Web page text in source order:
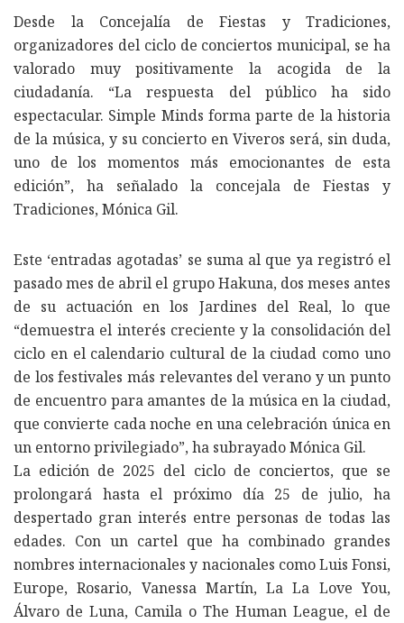
Desde la Concejalía de Fiestas y Tradiciones,
organizadores del ciclo de conciertos municipal, se ha
valorado muy positivamente la acogida de la
ciudadanía. “La respuesta del público ha sido
espectacular. Simple Minds forma parte de la historia
de la música, y su concierto en Viveros será, sin duda,
uno de los momentos más emocionantes de esta
edición”, ha señalado la concejala de Fiestas y
Tradiciones, Mónica Gil.
Este ‘entradas agotadas’ se suma al que ya registró el
pasado mes de abril el grupo Hakuna, dos meses antes
de su actuación en los Jardines del Real, lo que
“demuestra el interés creciente y la consolidación del
ciclo en el calendario cultural de la ciudad como uno
de los festivales más relevantes del verano y un punto
de encuentro para amantes de la música en la ciudad,
que convierte cada noche en una celebración única en
un entorno privilegiado”, ha subrayado Mónica Gil.
La edición de 2025 del ciclo de conciertos, que se
prolongará hasta el próximo día 25 de julio, ha
despertado gran interés entre personas de todas las
edades. Con un cartel que ha combinado grandes
nombres internacionales y nacionales como Luis Fonsi,
Europe, Rosario, Vanessa Martín, La La Love You,
Álvaro de Luna, Camila o The Human League, el de